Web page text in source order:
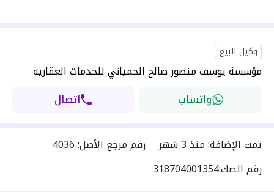
وكيل البيع
مؤسسة يوسف منصور صالح الحمياني للخدمات العقارية
واتساب
اتصال
تمت الإضافة:منذ 3 شهر رقم مرجع الأصل:
4036
رقم الصك:318704001354